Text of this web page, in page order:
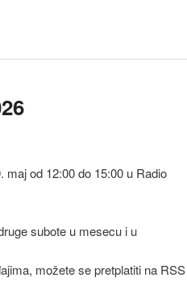
od 12:00 do 15:00 u Radio
subote u mesecu i u
možete se pretplatiti na RSS